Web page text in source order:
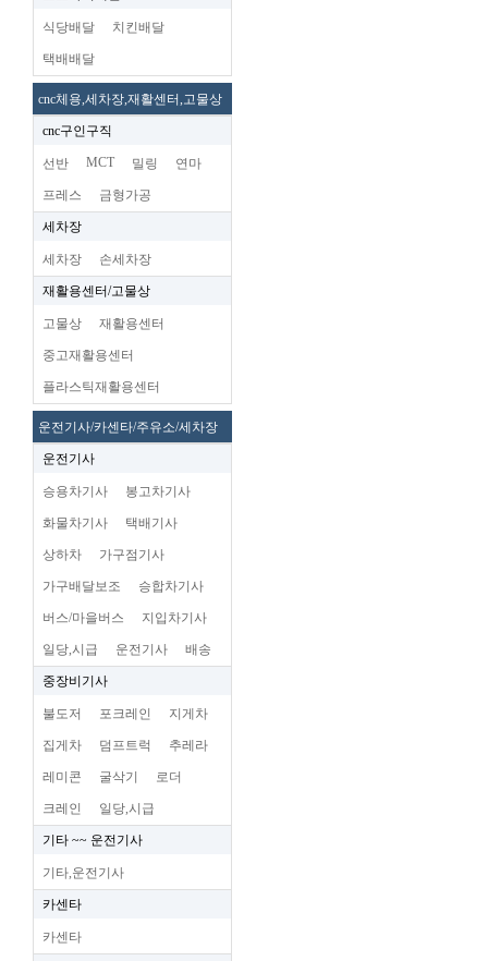
식당배달 치킨배달
택배배달
cnc체용,세차장,재활센터,고물상
cnc구인구직
선반 MCT 밀링 연마
프레스 금형가공
세차장
세차장 손세차장
재활용센터/고물상
고물상 재활용센터
중고재활용센터
플라스틱재활용센터
운전기사/카센타/주유소/세차장
운전기사
승용차기사 봉고차기사
화물차기사 택배기사
상하차 가구점기사
가구배달보조 승합차기사
버스/마을버스 지입차기사
일당,시급 운전기사 배송
중장비기사
불도저 포크레인 지게차
집게차 덤프트럭 추레라
레미콘 굴삭기 로더
크레인 일당,시급
기타 ~~ 운전기사
기타,운전기사
카센타
카센타